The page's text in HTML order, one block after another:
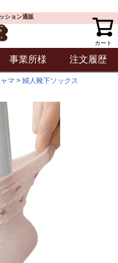
ション通販
カート
事業所様 注文履歴
マ
婦人靴下ソックス